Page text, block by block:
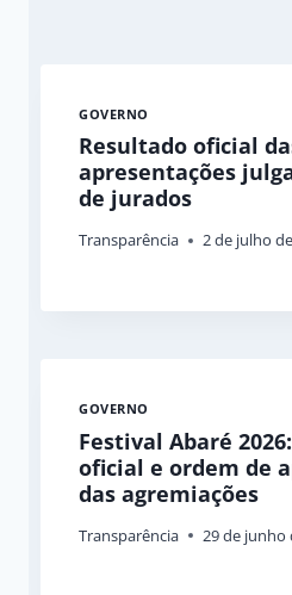
GOVERNO
Resultado oficial
apresentações
de jurados
Transparência 2 de julho
GOVERNO
Festival Abaré
oficial e ordem de
das agremiações
Transparência 29 de junho